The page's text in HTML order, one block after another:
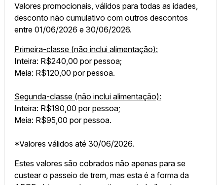
Valores promocionais, válidos para todas as idades,
desconto não cumulativo com outros descontos
entre 01/06/2026 e 30/06/2026.
Primeira-classe (não inclui alimentação):
Inteira: R$240,00 por pessoa;
Meia: R$120,00 por pessoa.
Segunda-classe (não inclui alimentação):
Inteira: R$190,00 por pessoa;
Meia: R$95,00 por pessoa.
*Valores válidos até 30/06/2026.
Estes valores são cobrados não apenas para se
custear o passeio de trem, mas esta é a forma da